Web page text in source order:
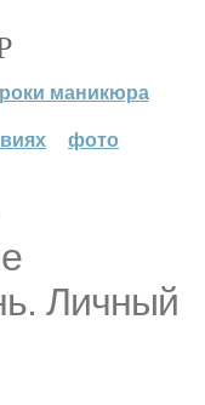
маникюра
фото
Личный